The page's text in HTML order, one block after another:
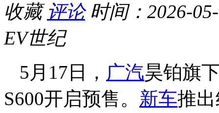
收藏 评论 时间：2026-
EV世纪
5月17日， 广汽昊铂旗
S600开启预售。 新车推